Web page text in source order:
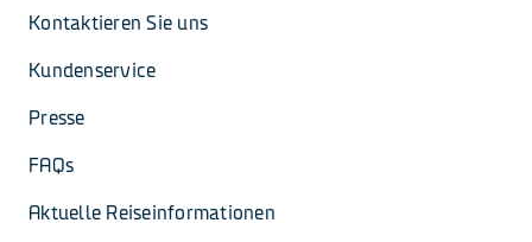
Kontaktieren Sie uns
Kundenservice
Presse
FAQs
Aktuelle Reiseinformationen